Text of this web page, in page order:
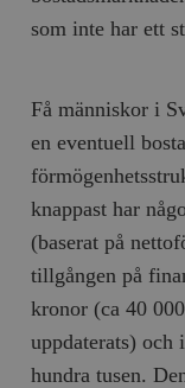
som inte har ett
Få människor i
en eventuell
knappast har
(baserat på
tillgången på
kronor (ca 40
uppdaterats) och
hundra tusen.